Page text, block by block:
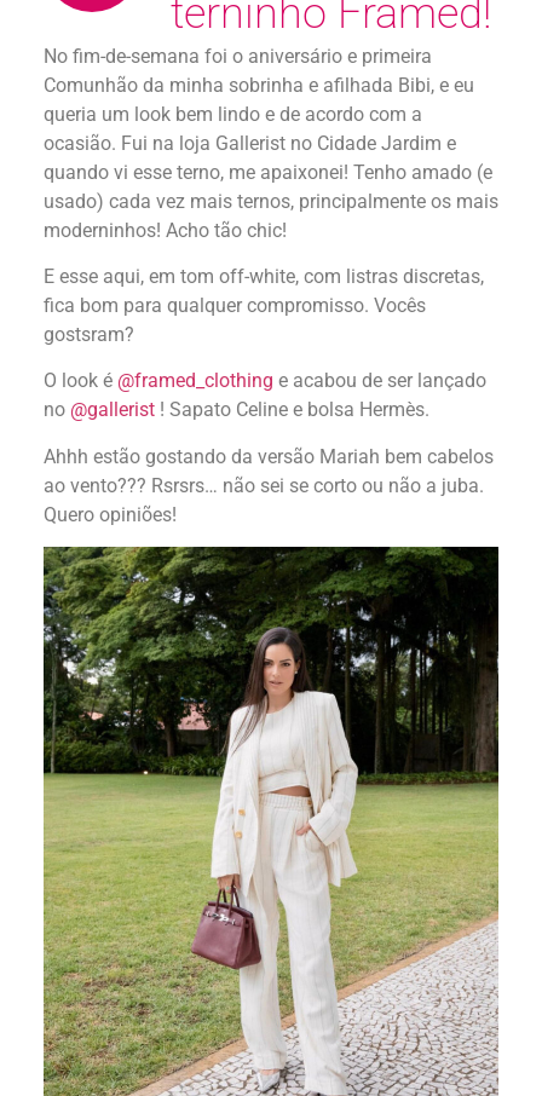
terninho Framed!
No fim-de-semana foi o aniversário e primeira
Comunhão da minha sobrinha e afilhada Bibi, e eu
queria um look bem lindo e de acordo com a
ocasião. Fui na loja Gallerist no Cidade Jardim e
quando vi esse terno, me apaixonei! Tenho amado (e
usado) cada vez mais ternos, principalmente os mais
moderninhos! Acho tão chic!
E esse aqui, em tom off-white, com listras discretas,
fica bom para qualquer compromisso. Vocês
gostsram?
O look é @framed_clothing e acabou de ser lançado
no @gallerist ! Sapato Celine e bolsa Hermès.
Ahhh estão gostando da versão Mariah bem cabelos
ao vento??? Rsrsrs… não sei se corto ou não a juba.
Quero opiniões!